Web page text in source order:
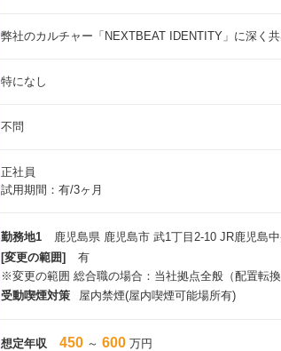
弊社のカルチャー「NEXTBEAT IDENTITY」に深く
特になし
不問
正社員
試用期間：有/3ヶ月
勤務地1
鹿児島県 鹿児島市 武1丁目2-10 JR鹿児島
[変更の範囲]
有
※変更の範囲 総合職の場合：当社拠点全般（配置転
受動喫煙対策
屋内禁煙(屋内喫煙可能場所有)
想定年収 450 ～ 600 万円